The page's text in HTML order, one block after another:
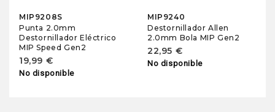
MIP9208S
Punta 2.0mm
Destornillador Eléctrico
MIP Speed Gen2
19,99 €
No disponible
MIP9240
Destornillador Allen
2.0mm Bola MIP Gen2
22,95 €
No disponible